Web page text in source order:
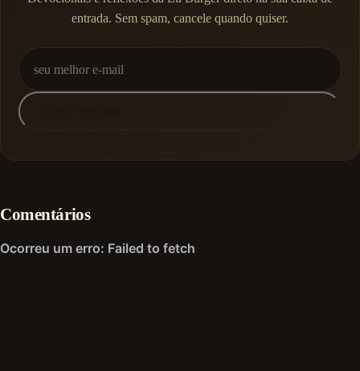
entrada. Sem spam, cancele quando quiser.
Comentários